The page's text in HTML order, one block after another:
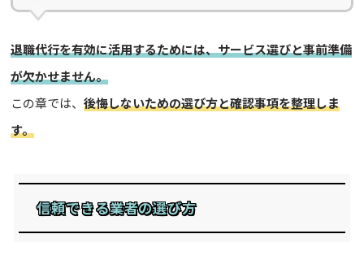
退職代行を有効に活用するためには、サービス選びと事前準備
が欠かせません。
この章では、後悔しないための選び方と確認事項を整理しま
す。
信頼できる業者の選び方